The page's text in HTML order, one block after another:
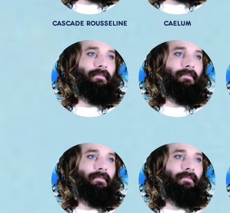
CASCADE ROUSSELINE CAELUM